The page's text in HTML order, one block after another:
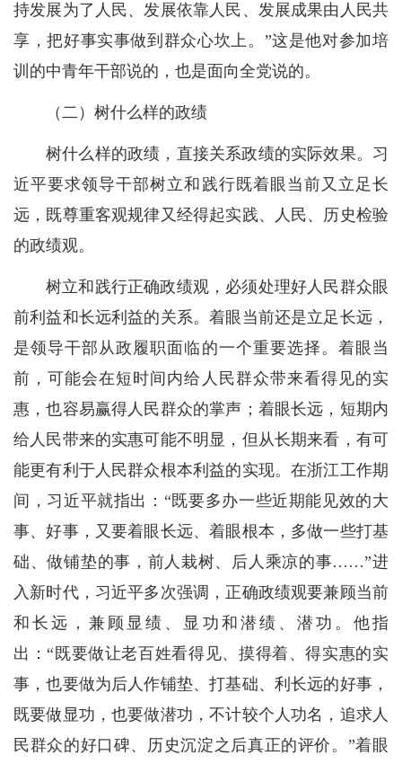
持发展为了人民、发展依靠人民、发展成果由人民共
享，把好事实事做到群众心坎上。”这是他对参加培
训的中青年干部说的，也是面向全党说的。
（二）树什么样的政绩
树什么样的政绩，直接关系政绩的实际效果。习
近平要求领导干部树立和践行既着眼当前又立足长
远，既尊重客观规律又经得起实践、人民、历史检验
的政绩观。
树立和践行正确政绩观，必须处理好人民群众眼
前利益和长远利益的关系。着眼当前还是立足长远，
是领导干部从政履职面临的一个重要选择。着眼当
前，可能会在短时间内给人民群众带来看得见的实
惠，也容易赢得人民群众的掌声；着眼长远，短期内
给人民带来的实惠可能不明显，但从长期来看，有可
能更有利于人民群众根本利益的实现。在浙江工作期
间，习近平就指出：“既要多办一些近期能见效的大
事、好事，又要着眼长远、着眼根本，多做一些打基
础、做铺垫的事，前人栽树、后人乘凉的事……”进
入新时代，习近平多次强调，正确政绩观要兼顾当前
和长远，兼顾显绩、显功和潜绩、潜功。他指
出：“既要做让老百姓看得见、摸得着、得实惠的实
事，也要做为后人作铺垫、打基础、利长远的好事，
既要做显功，也要做潜功，不计较个人功名，追求人
民群众的好口碑、历史沉淀之后真正的评价。”着眼